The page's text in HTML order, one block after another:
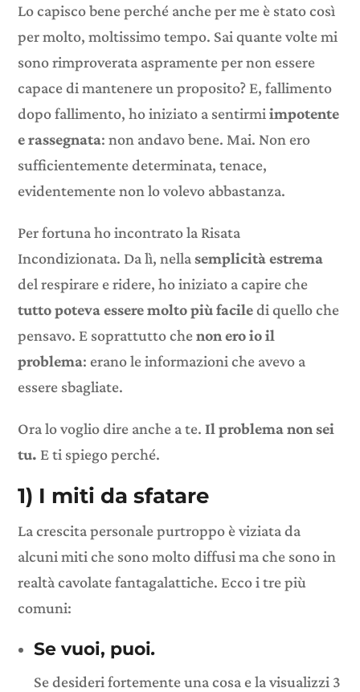
Lo capisco bene perché anche per me è stato così
per molto, moltissimo tempo. Sai quante volte mi
sono rimproverata aspramente per non essere
capace di mantenere un proposito? E, fallimento
dopo fallimento, ho iniziato a sentirmiimpotente
e rassegnata: non andavo bene. Mai. Non ero
sufficientemente determinata, tenace,
evidentemente non lo volevo abbastanza.
Per fortuna ho incontrato la Risata
Incondizionata. Da lì, nellasemplicità estrema
del respirare e ridere, ho iniziato a capire che
tutto poteva essere molto più faciledi quello che
pensavo. E soprattutto chenon ero io il
problema: erano le informazioni che avevo a
essere sbagliate.
Ora lo voglio dire anche a te.Il problema non sei
tu. E ti spiego perché.
1) I miti da sfatare
La crescita personale purtroppo è viziata da
alcuni miti che sono molto diffusi ma che sono in
realtà cavolate fantagalattiche. Ecco i tre più
comuni:
Se vuoi, puoi.
Se desideri fortemente una cosa e la visualizzi 3